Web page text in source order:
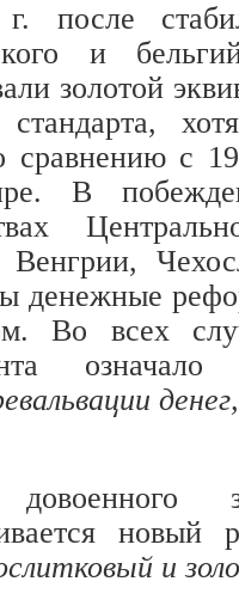
после
и
золотой
стандарта,
сравнению с
В
Венгрии,
денежные
Во всех
новый
и